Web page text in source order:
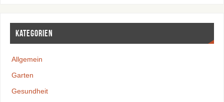
Kategorien
Allgemein
Garten
Gesundheit